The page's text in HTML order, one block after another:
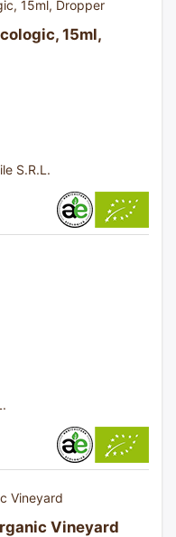
15ml,
S.R.L.
Vineyard